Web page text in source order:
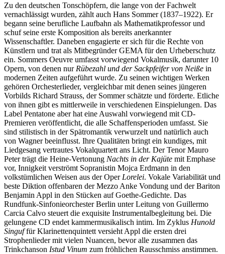
Zu den deutschen Tonschöpfern, die lange von der Fachwelt
vernachlässigt wurden, zählt auch Hans Sommer (1837–1922). Er
begann seine berufliche Laufbahn als Mathematikprofessor und
schuf seine erste Komposition als bereits anerkannter
Wissenschaftler. Daneben engagierte er sich für die Rechte von
Künstlern und trat als Mitbegründer GEMA für den Urheberschutz
ein. Sommers Oeuvre umfasst vorwiegend Vokalmusik, darunter 10
Opern, von denen nur Rübezahl und der Sackpfeifer von Neiße in
modernen Zeiten aufgeführt wurde. Zu seinen wichtigen Werken
gehören Orchesterlieder, vergleichbar mit denen seines jüngeren
Vorbilds Richard Strauss, der Sommer schätzte und förderte. Etliche
von ihnen gibt es mittlerweile in verschiedenen Einspielungen. Das
Label Pentatone aber hat eine Auswahl vorwiegend mit CD-
Premieren veröffentlicht, die alle Schaffensperioden umfasst. Sie
sind stilistisch in der Spätromantik verwurzelt und natürlich auch
von Wagner beeinflusst. Ihre Qualitäten bringt ein kundiges, mit
Liedgesang vertrautes Vokalquartett ans Licht. Der Tenor Mauro
Peter trägt die Heine-Vertonung Nachts in der Kajüte mit Emphase
vor, Innigkeit verströmt Sopranistin Mojca Erdmann in den
volkstümlichen Weisen aus der Oper Lorelei. Vokale Variabilität und
beste Diktion offenbaren der Mezzo Anke Vondung und der Bariton
Benjamin Appl in den Stücken auf Goethe-Gedichte. Das
Rundfunk-Sinfonieorchester Berlin unter Leitung von Guillermo
Carcia Calvo steuert die exquisite Instrumentalbegleitung bei. Die
gelungene CD endet kammermusikalisch intim. Im Zyklus Hunold
Singuffür Klarinettenquintett versieht Appl die ersten drei
Strophenlieder mit vielen Nuancen, bevor alle zusammen das
Trinkchanson Istud Vinum zum fröhlichen Rausschmiss anstimmen.